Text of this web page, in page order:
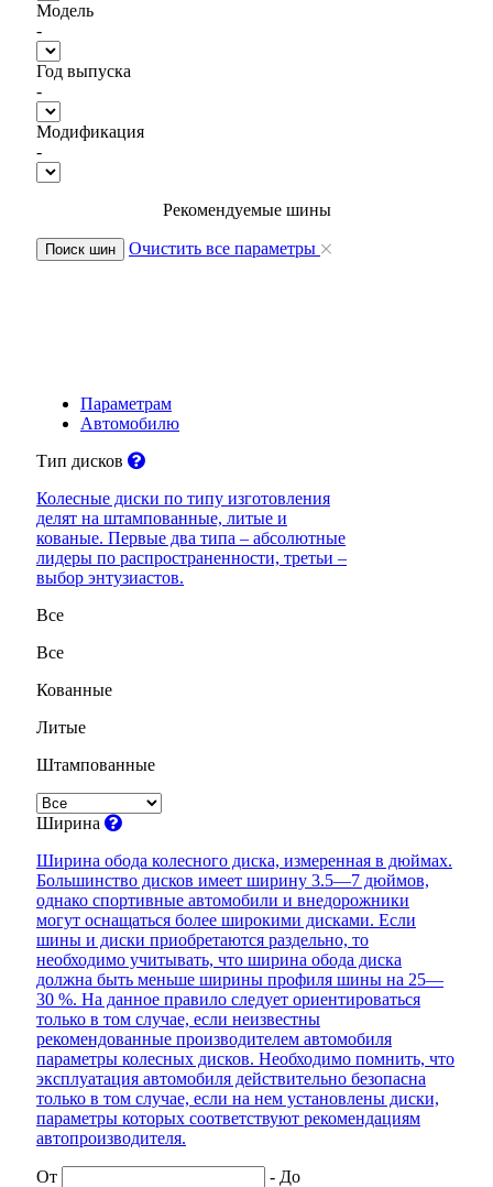
Модель
-
Год выпуска
-
Модификация
-
Рекомендуемые шины
Поиск шин Очистить все параметры
Параметрам
Автомобилю
Тип дисков
Колесные диски по типу изготовления
делят на штампованные, литые и
кованые. Первые два типа – абсолютные
лидеры по распространенности, третьи –
выбор энтузиастов.
Все
Все
Кованные
Литые
Штампованные
Ширина
Ширина обода колесного диска, измеренная в дюймах.
Большинство дисков имеет ширину 3.5—7 дюймов,
однако спортивные автомобили и внедорожники
могут оснащаться более широкими дисками. Если
шины и диски приобретаются раздельно, то
необходимо учитывать, что ширина обода диска
должна быть меньше ширины профиля шины на 25—
30 %. На данное правило следует ориентироваться
только в том случае, если неизвестны
рекомендованные производителем автомобиля
параметры колесных дисков. Необходимо помнить, что
эксплуатация автомобиля действительно безопасна
только в том случае, если на нем установлены диски,
параметры которых соответствуют рекомендациям
автопроизводителя.
От - До